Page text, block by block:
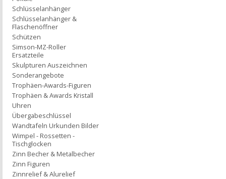
Schlüsselanhänger
Schlüsselanhänger &
Flaschenöffner
Schützen
Simson-MZ-Roller
Ersatzteile
Skulpturen Auszeichnen
Sonderangebote
Trophäen-Awards-Figuren
Trophäen & Awards Kristall
Uhren
Übergabeschlüssel
Wandtafeln Urkunden Bilder
Wimpel - Rossetten -
Tischglocken
Zinn Becher & Metalbecher
Zinn Figuren
Zinnrelief & Alurelief